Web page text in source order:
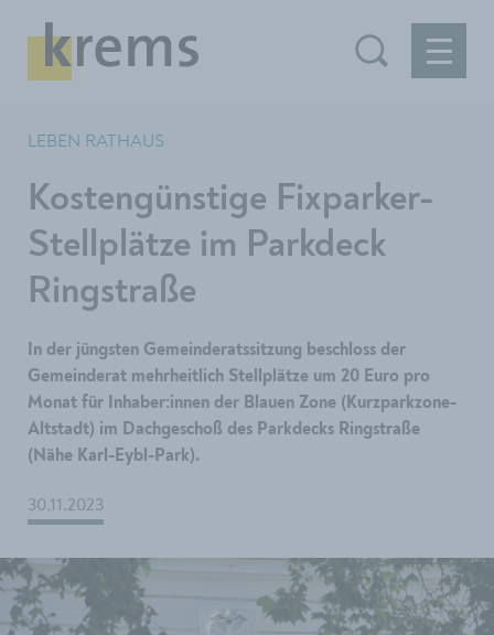
LEBEN RATHAUS
Kostengünstige Fixparker-
Stellplätze im Parkdeck
Ringstraße
In der jüngsten Gemeinderatssitzung beschloss der
Gemeinderat mehrheitlich Stellplätze um 20 Euro pro
Monat für Inhaber:innen der Blauen Zone (Kurzparkzone-
Altstadt) im Dachgeschoß des Parkdecks Ringstraße
(Nähe Karl-Eybl-Park).
30.11.2023